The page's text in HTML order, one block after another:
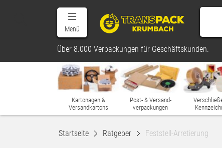
Menü
Über 8.000 Verpackungen für Geschäftskunden.
Kartonagen &
Versandkartons
Post- & Versand-
verpackungen
Startseite Ratgeber Feststell-Arretierung